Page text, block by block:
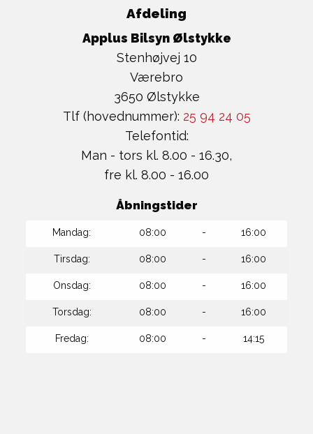
Afdeling
Applus Bilsyn Ølstykke
Stenhøjvej 10
Værebro
3650 Ølstykke
Tlf (hovednummer): 25 94 24 05
Telefontid:
Man - tors kl. 8.00 - 16.30,
fre kl. 8.00 - 16.00
Åbningstider
Mandag: 08:00 - 16:00
Tirsdag: 08:00 - 16:00
Onsdag: 08:00 - 16:00
Torsdag: 08:00 - 16:00
Fredag: 08:00 - 14:15